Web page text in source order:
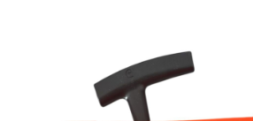
Baterii sanitare baie
Coloane de dus si seturi de dus